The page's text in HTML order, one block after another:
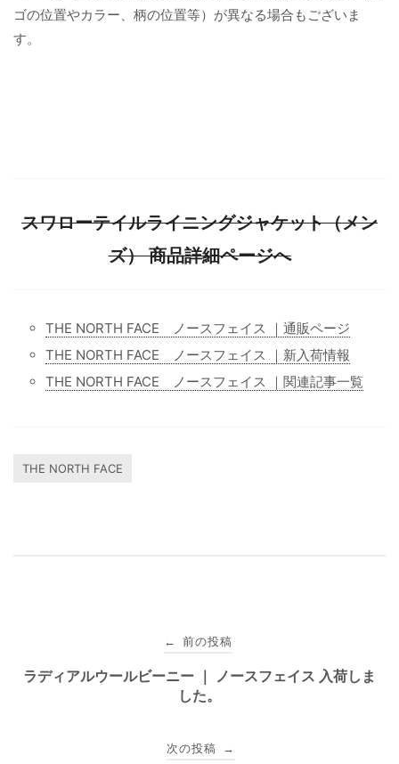
ゴの位置やカラー、柄の位置等）が異なる場合もございま
す。
スワローテイルライニングジャケット（メン
ズ） 商品詳細ページへ
THE NORTH FACE ノースフェイス ｜通販ページ
THE NORTH FACE ノースフェイス ｜新入荷情報
THE NORTH FACE ノースフェイス ｜関連記事一覧
THE NORTH FACE
稿
← 前の投稿
ラディアルウールビーニー ｜ ノースフェイス 入荷しま
した。
次の投稿 →